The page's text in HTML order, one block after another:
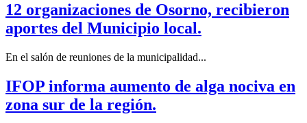
12 organizaciones de Osorno, recibieron
aportes del Municipio local.
En el salón de reuniones de la municipalidad...
IFOP informa aumento de alga nociva en
zona sur de la región.